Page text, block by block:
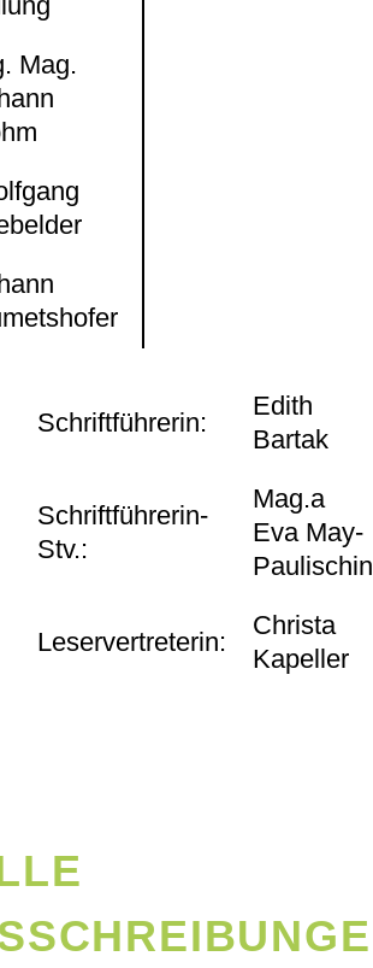
Mag.
Schriftführerin:
Edith
Bartak
Schriftführerin-
Stv.:
Mag.a
Eva May-
Paulischin
Leservertreterin:
Christa
Kapeller